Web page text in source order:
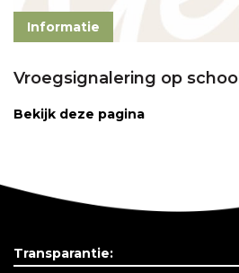
Informatie
Vroegsignalering op school
Bekijk deze pagina
Transparantie: